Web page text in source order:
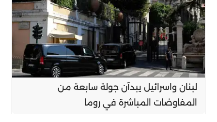
لبنان واسرائيل يبدآن جولة سابعة من
المفاوضات المباشرة في روما